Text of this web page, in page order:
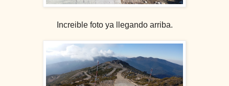
Increible foto ya llegando arriba.